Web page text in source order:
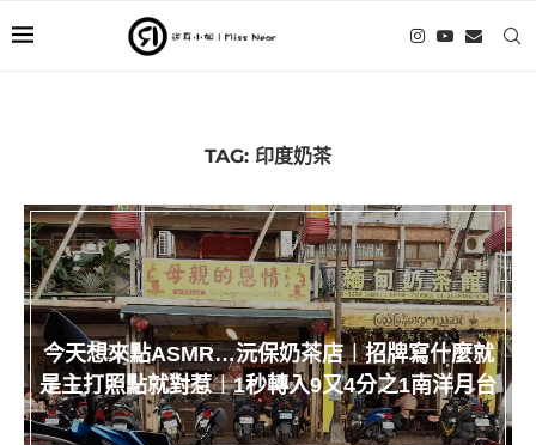
TAG: 印度奶茶
今天想來點ASMR…沅保奶茶店︱招牌寫什麼就
是主打照點就對惹︱1秒轉入9又4分之1南洋月台